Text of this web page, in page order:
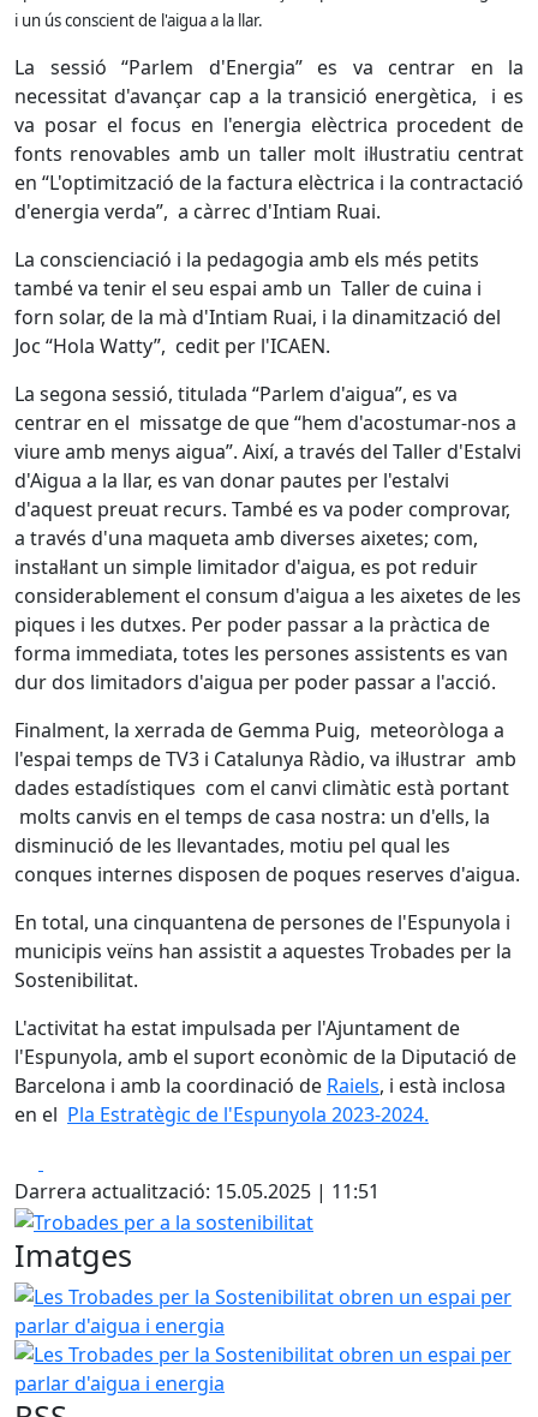
i un ús conscient de l'aigua a la llar.
La sessió “Parlem d'Energia” es va centrar en la
necessitat d'avançar cap a la transició energètica, i es
va posar el focus en l'energia elèctrica procedent de
fonts renovables amb un taller molt il·lustratiu centrat
en “L'optimització de la factura elèctrica i la contractació
d'energia verda”, a càrrec d'Intiam Ruai.
La conscienciació i la pedagogia amb els més petits
també va tenir el seu espai amb un Taller de cuina i
forn solar, de la mà d'Intiam Ruai, i la dinamització del
Joc “Hola Watty”, cedit per l'ICAEN.
La segona sessió, titulada “Parlem d'aigua”, es va
centrar en el missatge de que “hem d'acostumar-nos a
viure amb menys aigua”. Així, a través del Taller d'Estalvi
d'Aigua a la llar, es van donar pautes per l'estalvi
d'aquest preuat recurs. També es va poder comprovar,
a través d'una maqueta amb diverses aixetes; com,
instal·lant un simple limitador d'aigua, es pot reduir
considerablement el consum d'aigua a les aixetes de les
piques i les dutxes. Per poder passar a la pràctica de
forma immediata, totes les persones assistents es van
dur dos limitadors d'aigua per poder passar a l'acció.
Finalment, la xerrada de Gemma Puig, meteoròloga a
l'espai temps de TV3 i Catalunya Ràdio, va il·lustrar amb
dades estadístiques com el canvi climàtic està portant
molts canvis en el temps de casa nostra: un d'ells, la
disminució de les llevantades, motiu pel qual les
conques internes disposen de poques reserves d'aigua.
En total, una cinquantena de persones de l'Espunyola i
municipis veïns han assistit a aquestes Trobades per la
Sostenibilitat.
L'activitat ha estat impulsada per l'Ajuntament de
l'Espunyola, amb el suport econòmic de la Diputació de
Barcelona i amb la coordinació de Raiels, i està inclosa
en el Pla Estratègic de l'Espunyola 2023-2024.
Darrera actualització: 15.05.2025 | 11:51
Trobades per a la sostenibilitat
Imatges
Les Trobades per la Sostenibilitat obren un espai per
Les Trobades per la Sostenibilitat obren un espai per